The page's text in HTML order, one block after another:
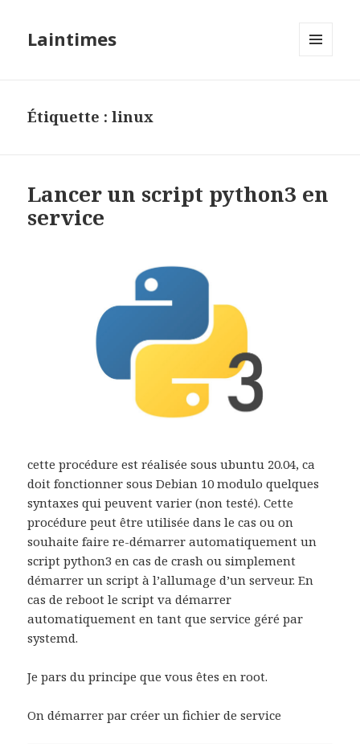
Laintimes
Étiquette :linux
Lancer un script python3 en
service
cette procédure est réalisée sous ubuntu 20.04, ca
doit fonctionner sous Debian 10 modulo quelques
syntaxes qui peuvent varier (non testé). Cette
procédure peut être utilisée dans le cas ou on
souhaite faire re-démarrer automatiquement un
script python3 en cas de crash ou simplement
démarrer un script à l’allumage d’un serveur. En
cas de reboot le script va démarrer
automatiquement en tant que service géré par
systemd.
Je pars du principe que vous êtes en root.
On démarrer par créer un fichier de service